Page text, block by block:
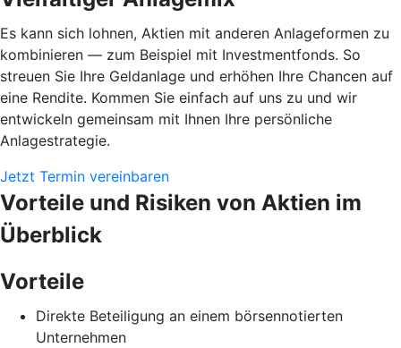
Es kann sich lohnen, Aktien mit anderen Anlageformen zu
kombinieren — zum Beispiel mit Investmentfonds. So
streuen Sie Ihre Geldanlage und erhöhen Ihre Chancen auf
eine Rendite. Kommen Sie einfach auf uns zu und wir
entwickeln gemeinsam mit Ihnen Ihre persönliche
Anlagestrategie.
Jetzt Termin vereinbaren
Vorteile und Risiken von Aktien im
Überblick
Vorteile
Direkte Beteiligung an einem börsennotierten
Unternehmen